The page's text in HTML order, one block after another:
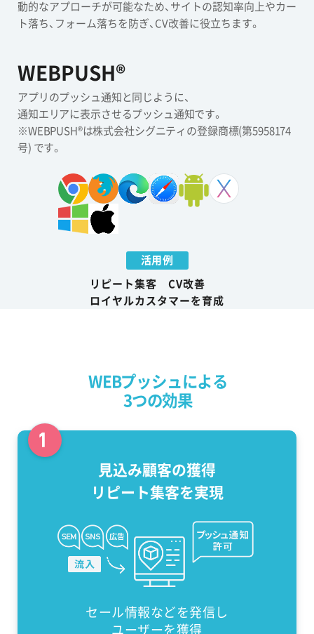
動的なアプローチが可能なため、サイトの認知率向上やカー
ト落ち、フォーム落ちを防ぎ、CV改善に役立ちます。
WEBPUSH®
アプリのプッシュ通知と同じように、
通知エリアに表示させるプッシュ通知です。
※WEBPUSH®は株式会社シグニティの登録商標(第5958174
号) です。
活用例
リピート集客 CV改善
ロイヤルカスタマーを育成
WEBプッシュによる
3つの効果
見込み顧客の獲得
リピート集客を実現
セール情報などを発信し
ユーザーを獲得